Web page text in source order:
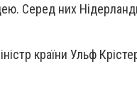
Серед них
країни Ульф